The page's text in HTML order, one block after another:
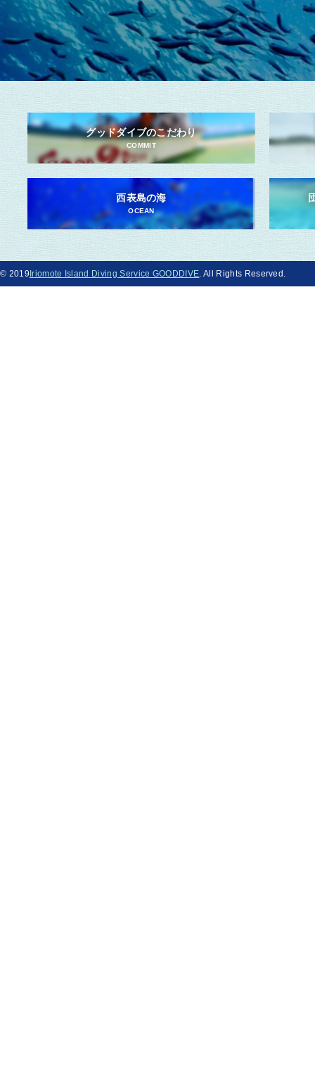
グッドダイブのこだわり
COMMIT
西表島の海
OCEAN
© 2019Iriomote Island Diving Service GOODDIVE . All Rights Reserved.